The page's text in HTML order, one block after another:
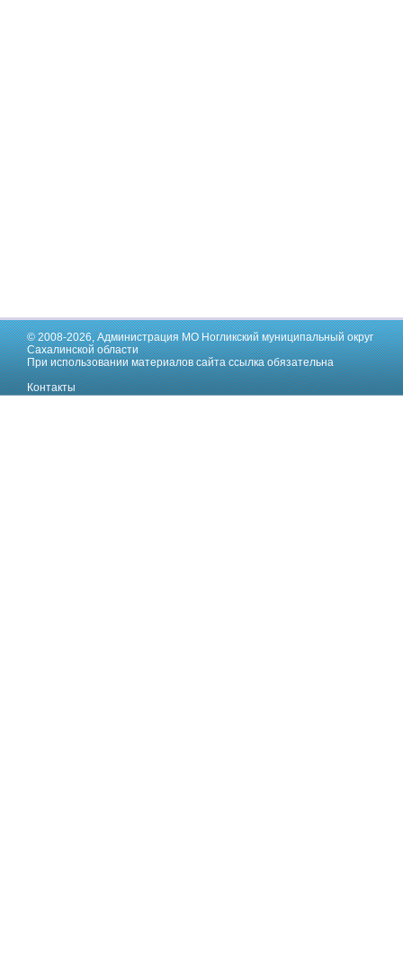
© 2008-2026,Администрация МО Ногликский муниципальный округ
Сахалинской области
При использовании материалов сайта ссылка обязательна
Контакты